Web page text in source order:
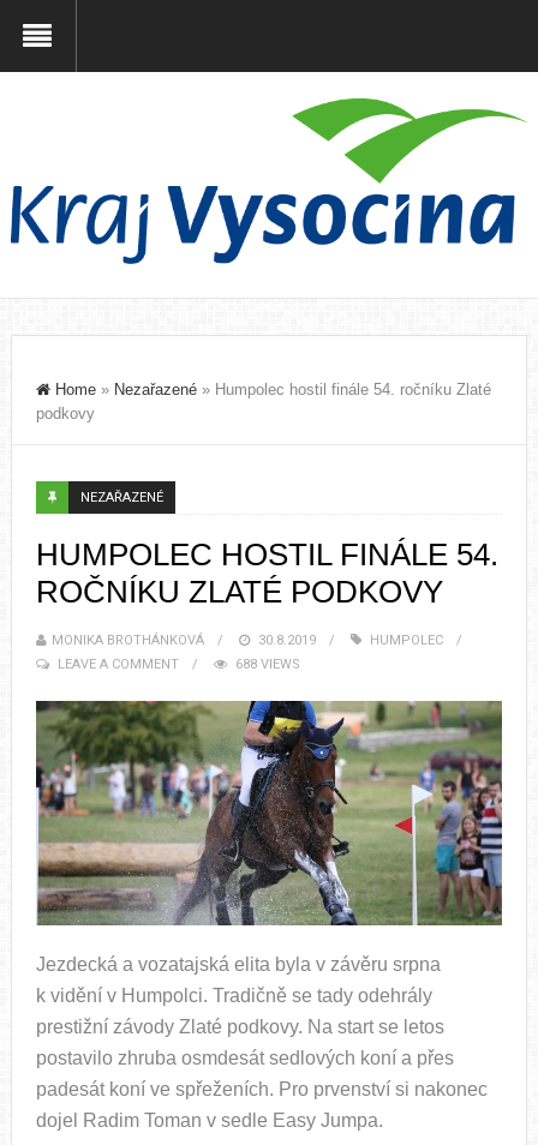
Home» Nezařazené» Humpolec hostil finále 54. ročníku Zlaté
podkovy
NEZAŘAZENÉ
HUMPOLEC HOSTIL FINÁLE 54.
ROČNÍKU ZLATÉ PODKOVY
MONIKA BROTHÁNKOVÁ 30.8.2019
HUMPOLEC
LEAVE A COMMENT
688 VIEWS
Jezdecká a vozatajská elita byla v závěru srpna
k vidění v Humpolci. Tradičně se tady odehrály
prestižní závody Zlaté podkovy. Na start se letos
postavilo zhruba osmdesát sedlových koní a přes
padesát koní ve spřeženích. Pro prvenství si nakonec
dojel Radim Toman v sedle Easy Jumpa.